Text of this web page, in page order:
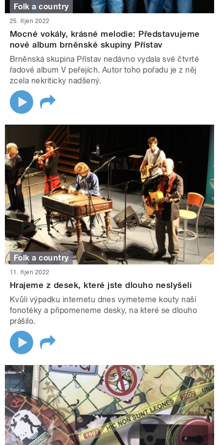
Folk a country
25. říjen 2022
Mocné vokály, krásné melodie: Představujeme
nové album brněnské skupiny Přístav
Brněnská skupina Přístav nedávno vydala své čtvrté
řadové album V peřejích. Autor toho pořadu je z něj
zcela nekriticky nadšený.
Folk a country
11. říjen 2022
Hrajeme z desek, které jste dlouho neslyšeli
Kvůli výpadku internetu dnes vymeteme kouty naší
fonotéky a připomeneme desky, na které se dlouho
prášilo.